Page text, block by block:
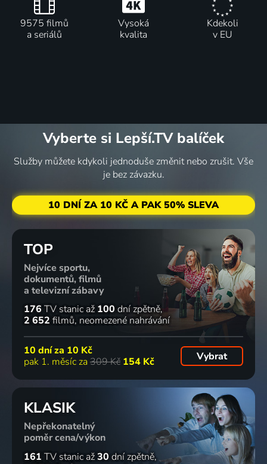
9575 filmů
a seriálů
Vysoká
kvalita
Kdekoli
v EU
Vyberte si Lepší.TV balíček
Služby můžete kdykoli jednoduše změnit nebo zrušit. Vše
je bez závazku.
10 DNÍ ZA 10 KČ A PAK 50% SLEVA
TOP
Nejvíce sportu,
dokumentů, filmů
a televizní zábavy
176 TV stanic až 100 dní zpětně
2 652 filmů neomezené nahrávání
10 dní za 10 Kč
pak 1. měsíc za 309 Kč 154 Kč Vybrat
KLASIK
Nepřekonatelný
poměr cena/výkon
161 TV stanic až30 dní zpětně